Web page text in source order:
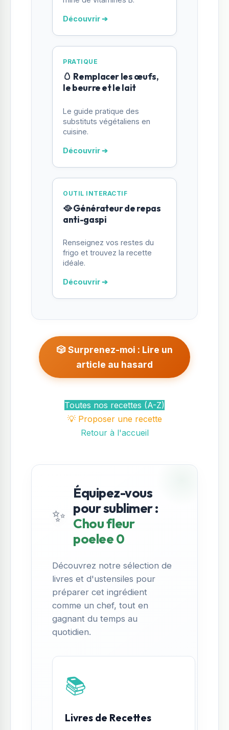
Découvrir ➔
PRATIQUE
🥚 Remplacer les œufs,
le beurre et le lait
Le guide pratique des
substituts végétaliens en
cuisine.
Découvrir ➔
OUTIL INTERACTIF
🥘 Générateur de repas
anti-gaspi
Renseignez vos restes du
frigo et trouvez la recette
idéale.
Découvrir ➔
🎲 Surprenez-moi : Lire un
article au hasard
Toutes nos recettes (A-Z)
💡 Proposer une recette
Retour à l'accueil
✨
Équipez-vous
pour sublimer :
Chou fleur
poelee 0
Découvrez notre sélection de
livres et d'ustensiles pour
préparer cet ingrédient
comme un chef, tout en
gagnant du temps au
quotidien.
📚
Livres de Recettes